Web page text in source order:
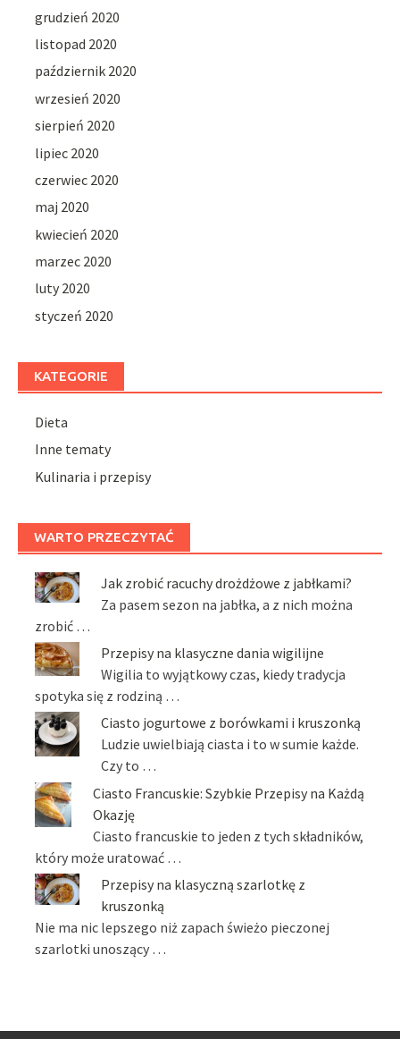
grudzień 2020
listopad 2020
październik 2020
wrzesień 2020
sierpień 2020
lipiec 2020
czerwiec 2020
maj 2020
kwiecień 2020
marzec 2020
luty 2020
styczeń 2020
KATEGORIE
Dieta
Inne tematy
Kulinaria i przepisy
WARTO PRZECZYTAĆ
Jak zrobić racuchy drożdżowe z jabłkami?
Za pasem sezon na jabłka, a z nich można
zrobić …
Przepisy na klasyczne dania wigilijne
Wigilia to wyjątkowy czas, kiedy tradycja
spotyka się z rodziną …
Ciasto jogurtowe z borówkami i kruszonką
Ludzie uwielbiają ciasta i to w sumie każde.
Czy to …
Ciasto Francuskie: Szybkie Przepisy na Każdą
Okazję
Ciasto francuskie to jeden z tych składników,
który może uratować …
Przepisy na klasyczną szarlotkę z
kruszonką
Nie ma nic lepszego niż zapach świeżo pieczonej
szarlotki unoszący …